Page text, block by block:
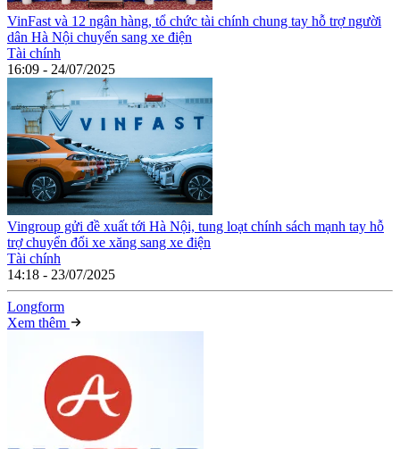
VinFast và 12 ngân hàng, tổ chức tài chính chung tay hỗ trợ người
dân Hà Nội chuyển sang xe điện
Tài chính
16:09 - 24/07/2025
Vingroup gửi đề xuất tới Hà Nội, tung loạt chính sách mạnh tay hỗ
trợ chuyển đổi xe xăng sang xe điện
Tài chính
14:18 - 23/07/2025
Longform
Xem thêm